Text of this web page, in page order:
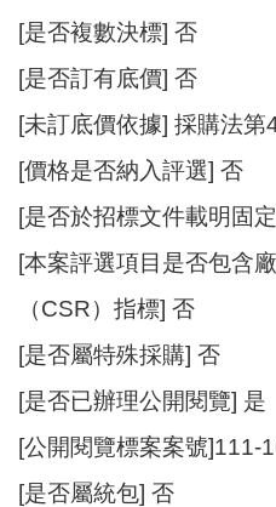
[是否複數決標] 否
[是否訂有底價] 否
[未訂底價依據] 採購法
[價格是否納入評選] 否
[是否於招標文件載明固
[本案評選項目是否包含
（CSR）指標] 否
[是否屬特殊採購] 否
[是否已辦理公開閱覽] 是
[公開閱覽標案案號]111-
[是否屬統包] 否